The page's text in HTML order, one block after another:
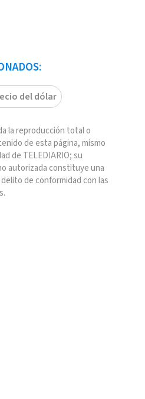
del dólar
la reproducción total o
de esta página, mismo
de TELEDIARIO; su
autorizada constituye una
de conformidad con las